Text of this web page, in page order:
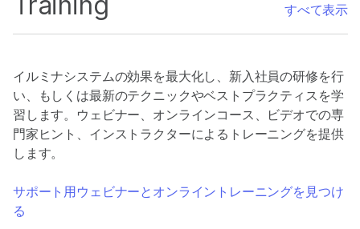
すべて表示
イルミナシステムの効果を最大化し、新入社員の研修を行
い、もしくは最新のテクニックやベストプラクティスを学
習します。ウェビナー、オンラインコース、ビデオでの専
門家ヒント、インストラクターによるトレーニングを提供
します。
サポート用ウェビナーとオンライントレーニングを見つけ
る